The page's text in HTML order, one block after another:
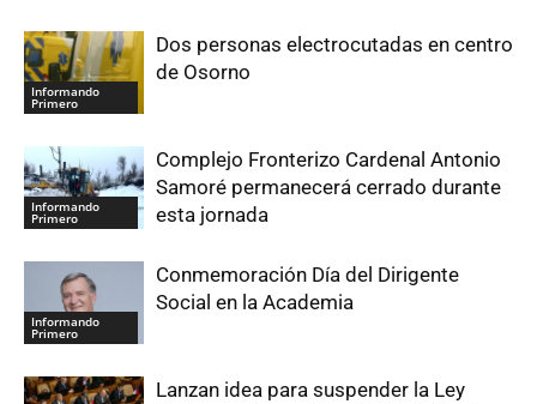
Informando
Primero
Dos personas electrocutadas en centro
de Osorno
Informando
Primero
Complejo Fronterizo Cardenal Antonio
Samoré permanecerá cerrado durante
esta jornada
Informando
Primero
Conmemoración Día del Dirigente
Social en la Academia
Lanzan idea para suspender la Ley